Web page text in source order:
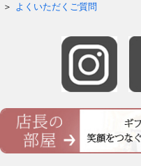
よくいただくご質問